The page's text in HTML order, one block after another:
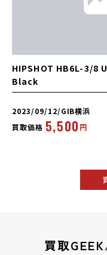
HIPSHOT HB6L-3/
Black
2023/09/12/GIB横浜
買取価格 5,500 円
買取